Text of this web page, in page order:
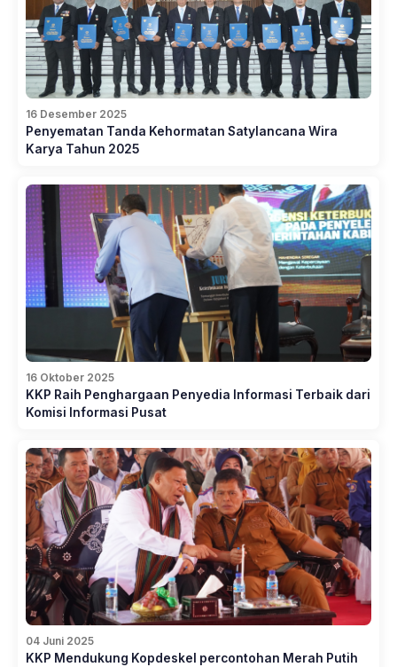
16 Desember 2025
Penyematan Tanda Kehormatan Satylancana Wira
Karya Tahun 2025
16 Oktober 2025
KKP Raih Penghargaan Penyedia Informasi Terbaik dari
Komisi Informasi Pusat
04 Juni 2025
KKP Mendukung Kopdeskel percontohan Merah Putih